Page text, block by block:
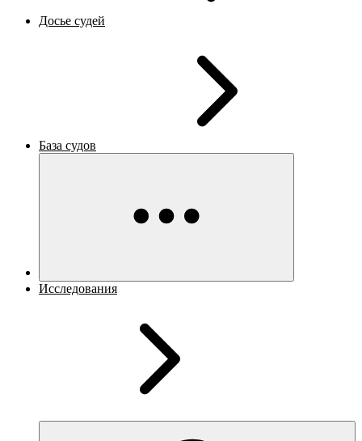
Досье судей
База судов
Исследования